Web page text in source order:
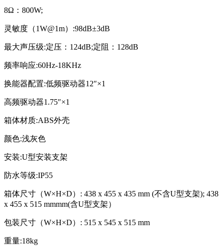
8Ω：800W;
灵敏度（1W@1m）:98dB±3dB
最大声压级:定压：124dB;定阻：128dB
频率响应:60Hz-18KHz
换能器配置:低频驱动器12″×1
高频驱动器1.75″×1
箱体材质:ABS外壳
颜色:浅灰色
安装:U型安装支架
防水等级:IP55
箱体尺寸（W×H×D）: 438 x 455 x 435 mm (不含U型支架); 438
x 455 x 515 mmmm(含U型支架）
包装尺寸（W×H×D）: 515 x 545 x 515 mm
重量:18kg